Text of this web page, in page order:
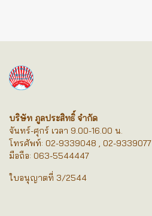
บริษัท ภูลประสิทธิ์ จำกัด
จันทร์-ศุกร์ เวลา 9.00-16.00 น.
โทรศัพท์: 02-9339048 , 02-9339077
มือถือ: 063-5544447
ใบอนุญาตที่ 3/2544